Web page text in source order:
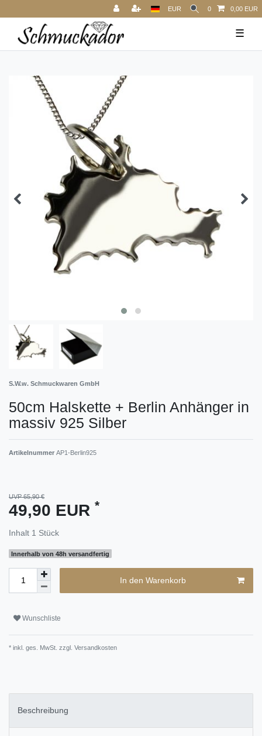
EUR 0 0,00 EUR
☰
S.W.w. Schmuckwaren GmbH
50cm Halskette + Berlin Anhänger in
massiv 925 Silber
Artikelnummer AP1-Berlin925
UVP 65,90 €
49,90 EUR *
Inhalt 1 Stück
Innerhalb von 48h versandfertig
In den Warenkorb
Wunschliste
* inkl. ges. MwSt. zzgl. Versandkosten
Beschreibung